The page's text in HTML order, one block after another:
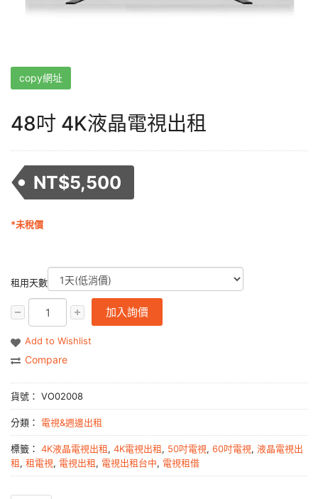
copy網址
48吋 4K液晶電視出租
NT$5,500
*未稅價
租用天數
加入詢價
Add to Wishlist
Compare
貨號： VO02008
分類： 電視&週邊出租
標籤： 4K液晶電視出租, 4K電視出租, 50吋電視, 60吋電視, 液晶電視出
租, 租電視, 電視出租, 電視出租台中, 電視租借